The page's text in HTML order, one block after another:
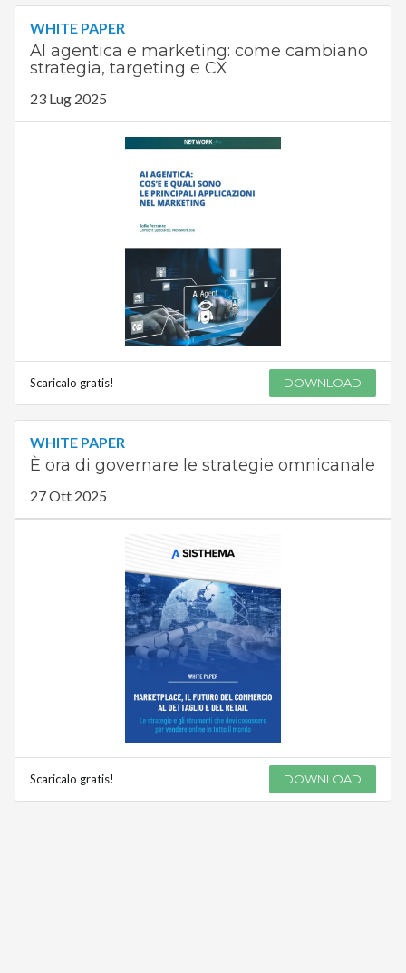
WHITE PAPER
AI agentica e marketing: come cambiano
strategia, targeting e CX
23 Lug 2025
Scaricalo gratis! DOWNLOAD
WHITE PAPER
È ora di governare le strategie omnicanale
27 Ott 2025
Scaricalo gratis! DOWNLOAD